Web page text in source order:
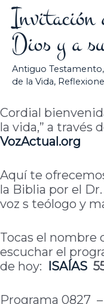
Invitación
Dios y a
Antiguo Testamento,
de la Vida,
Cordial
la vida,” a través
VozActual.org
Aquí te
la Biblia por el
voz s teólogo y
Tocas el nombre
escuchar el
de hoy: ISAÍAS
Programa 0827